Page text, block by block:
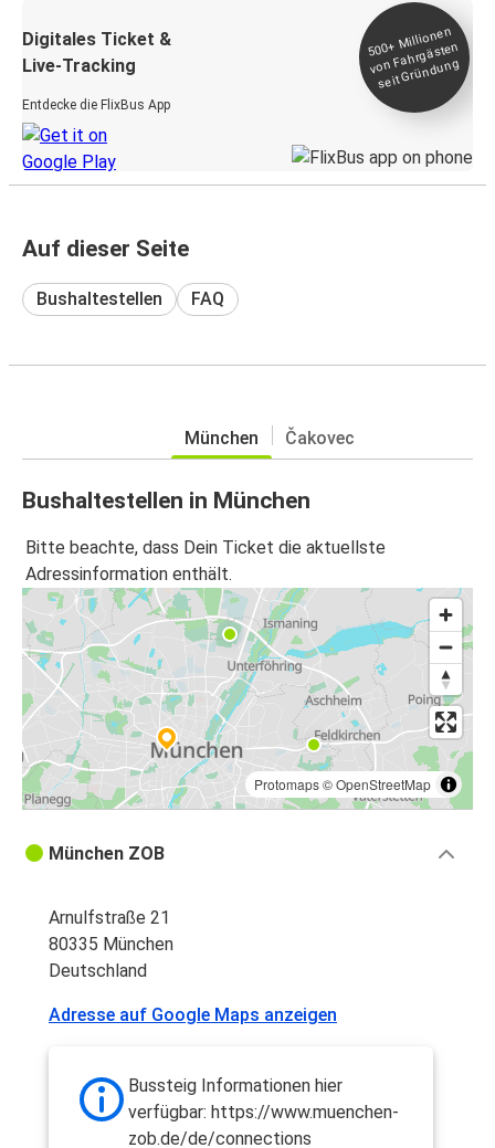
Digitales Ticket &
Live-Tracking
Entdecke die FlixBus App
500+
Millionen
von Fahrgästen
seit
Gründung
Auf dieser Seite
Bushaltestellen FAQ
München Čakovec
Bushaltestellen in München
Bitte beachte, dass Dein Ticket die aktuellste
Adressinformation enthält.
Protomaps©OpenStreetMap
München ZOB
Arnulfstraße 21
80335 München
Deutschland
Adresse auf Google Maps anzeigen
Bussteig Informationen hier
verfügbar: https://www.muenchen-
zob.de/de/connections